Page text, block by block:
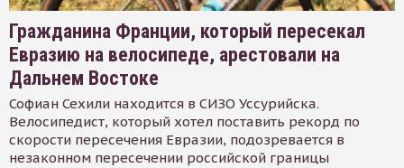
Гражданина Франции, который пересекал
Евразию на велосипеде, арестовали на
Дальнем Востоке
Софиан Сехили находится в СИЗО Уссурийска.
Велосипедист, который хотел поставить рекорд по
скорости пересечения Евразии, подозревается в
незаконном пересечении российской границы